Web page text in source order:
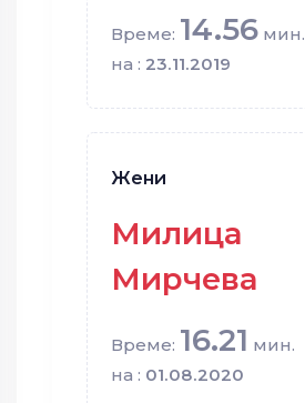
Време: 14.56 мин.
на : 23.11.2019
Жени
Милица
Мирчева
Време: 16.21 мин.
на : 01.08.2020